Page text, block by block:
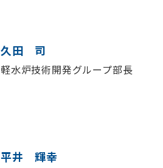
久田 司
軽水炉技術開発グループ部長
平井 輝幸